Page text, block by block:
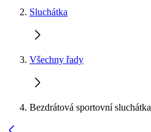
Sluchátka
Všechny řady
Bezdrátová sportovní sluchátka